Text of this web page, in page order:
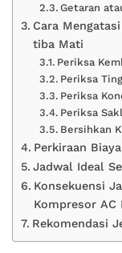
Getaran
Cara
tiba Mati
Periksa
Periksa
Periksa
Periksa
Bersihkan
Perkiraan
Jadwal Ideal
Konsekuensi
Kompresor AC
Rekomendasi